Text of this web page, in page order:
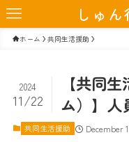
しゅ
ホーム 共同生活援助
【共同
ム）】人
2024
11/22
共同生活援助 December